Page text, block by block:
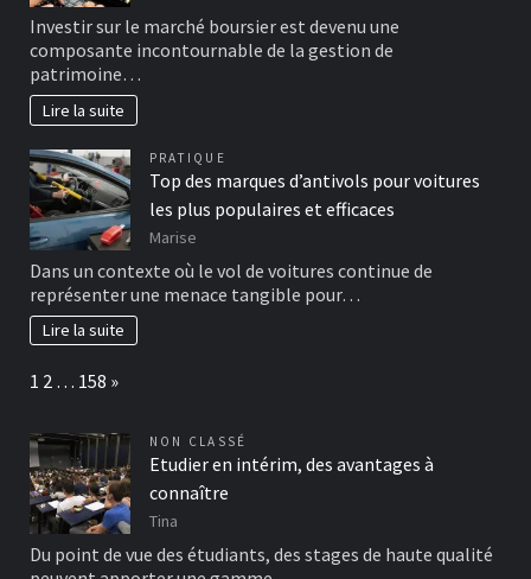
Investir sur le marché boursier est devenu une
composante incontournable de la gestion de
patrimoine…
Lire la suite
PRATIQUE
Top des marques d’antivols pour voitures
les plus populaires et efficaces
Marise
Dans un contexte où le vol de voitures continue de
représenter une menace tangible pour…
Lire la suite
Page:
1 2 … 158 Next
»
NON CLASSÉ
Etudier en intérim, des avantages à
connaître
Tina
Du point de vue des étudiants, des stages de haute qualité